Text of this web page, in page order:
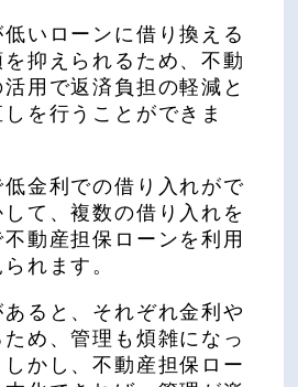
いローンに借り換える
抑えられるため、不動
用で返済負担の軽減と
を行うことができま
金利での借り入れがで
て、複数の借り入れを
動産担保ローンを利用
れます。
ると、それぞれ金利や
め、管理も煩雑になっ
かし、不動産担保ロー